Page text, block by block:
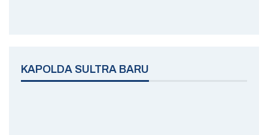
KAPOLDA SULTRA BARU